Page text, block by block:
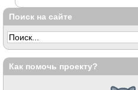
Поиск на сайте
Как помочь проекту?